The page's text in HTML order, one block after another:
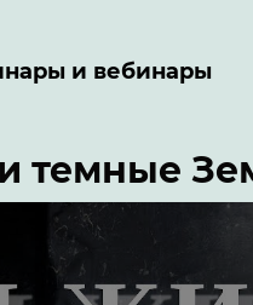
и вебинары
темные